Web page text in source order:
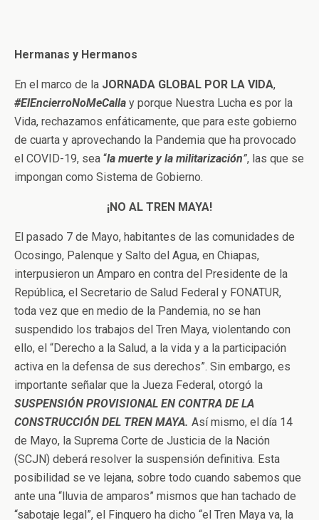
Hermanas y Hermanos
En el marco de la JORNADA GLOBAL POR LA VIDA,
#ElEncierroNoMeCalla y porque Nuestra Lucha es por la
Vida, rechazamos enfáticamente, que para este gobierno
de cuarta y aprovechando la Pandemia que ha provocado
el COVID-19, sea “la muerte y la militarización”, las que se
impongan como Sistema de Gobierno.
¡NO AL TREN MAYA!
El pasado 7 de Mayo, habitantes de las comunidades de
Ocosingo, Palenque y Salto del Agua, en Chiapas,
interpusieron un Amparo en contra del Presidente de la
República, el Secretario de Salud Federal y FONATUR,
toda vez que en medio de la Pandemia, no se han
suspendido los trabajos del Tren Maya, violentando con
ello, el “Derecho a la Salud, a la vida y a la participación
activa en la defensa de sus derechos”. Sin embargo, es
importante señalar que la Jueza Federal, otorgó la
SUSPENSIÓN PROVISIONAL EN CONTRA DE LA
CONSTRUCCIÓN DEL TREN MAYA. Así mismo, el día 14
de Mayo, la Suprema Corte de Justicia de la Nación
(SCJN) deberá resolver la suspensión definitiva. Esta
posibilidad se ve lejana, sobre todo cuando sabemos que
ante una “lluvia de amparos” mismos que han tachado de
“sabotaje legal”, el Finquero ha dicho “el Tren Maya va, la